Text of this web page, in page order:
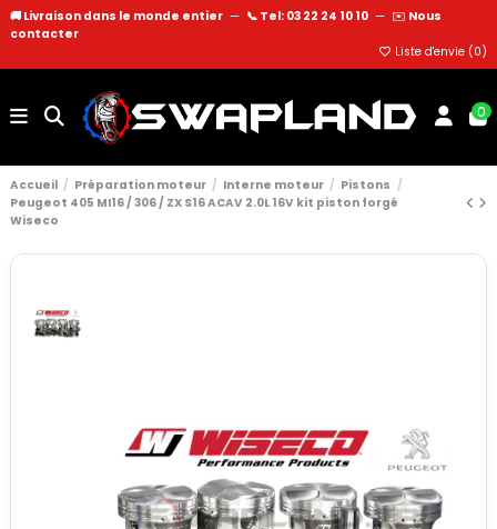
🚚 Livraison dans le monde entier — 📞 Tel: 03 22 24 10 10 — ✉️ Nous
contacter
Liste d'envie (0)
0
Accueil Préparation moteur Interne moteur
Pistons
Peugeot 405 MI16 / 306 / ZX S16 ACAV 2.0L 16V kit piston forgé
Wiseco